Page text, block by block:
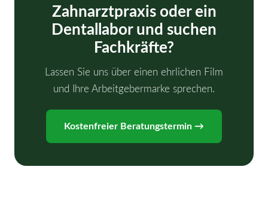
Zahnarztpraxis oder ein
Dentallabor und suchen
Fachkräfte?
Lassen Sie uns über einen ehrlichen Film
und Ihre Arbeitgebermarke sprechen.
Kostenfreier Beratungstermin →